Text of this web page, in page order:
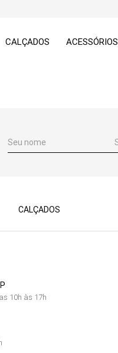
CALÇADOS ACESSÓRIOS
CALÇADOS
10h às 17h